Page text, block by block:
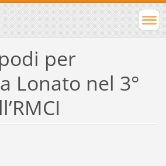
per
Lonato nel 3°